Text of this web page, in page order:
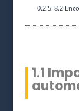
8.2
1.1